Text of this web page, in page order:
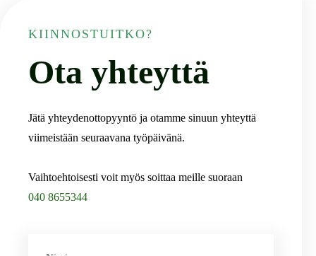
KIINNOSTUITKO?
Ota yhteyttä
Jätä yhteydenottopyyntö ja otamme sinuun yhteyttä
viimeistään seuraavana työpäivänä.
Vaihtoehtoisesti voit myös soittaa meille suoraan
040 8655344